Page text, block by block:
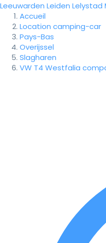
Leeuwarden Leiden Lelystad
Accueil
Location camping-car
Pays-Bas
Overijssel
Slagharen
VW T4 Westfalia